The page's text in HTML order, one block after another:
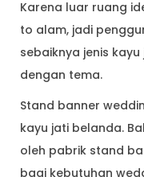
Karena luar ruang
to alam, jadi
sebaiknya jenis
dengan tema.
Stand banner
kayu jati belanda.
oleh pabrik stand
bagi kebutuhan